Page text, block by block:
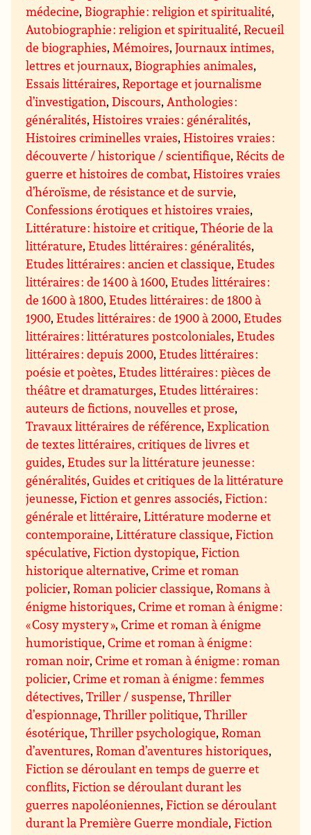
médecine, Biographie : religion et spiritualité,
Autobiographie : religion et spiritualité,Recueil
de biographies,Mémoires,Journaux intimes,
lettres et journaux, Biographies animales,
Essais littéraires,Reportage et journalisme
d’investigation,Discours,Anthologies :
généralités,Histoires vraies : généralités,
Histoires criminelles vraies,Histoires vraies :
découverte / historique / scientifique,Récits de
guerre et histoires de combat,Histoires vraies
d’héroïsme, de résistance et de survie,
Confessions érotiques et histoires vraies,
Littérature : histoire et critique,Théorie de la
littérature,Etudes littéraires : généralités,
Etudes littéraires : ancien et classique,Etudes
littéraires : de 1400 à 1600,Etudes littéraires :
de 1600 à 1800,Etudes littéraires : de 1800 à
1900,Etudes littéraires : de 1900 à 2000,Etudes
littéraires : littératures postcoloniales,Etudes
littéraires : depuis 2000,Etudes littéraires :
poésie et poètes,Etudes littéraires : pièces de
théâtre et dramaturges,Etudes littéraires :
auteurs de fictions, nouvelles et prose,
Travaux littéraires de référence,Explication
de textes littéraires, critiques de livres et
guides,Etudes sur la littérature jeunesse :
généralités,Guides et critiques de la littérature
jeunesse,Fiction et genres associés,Fiction :
générale et littéraire,Littérature moderne et
contemporaine,Littérature classique,Fiction
spéculative,Fiction dystopique,Fiction
historique alternative,Crime et roman
policier,Roman policier classique,Romans à
énigme historiques,Crime et roman à énigme :
« Cosy mystery »,Crime et roman à énigme
humoristique,Crime et roman à énigme :
roman noir,Crime et roman à énigme : roman
policier,Crime et roman à énigme : femmes
détectives,Triller / suspense,Thriller
d’espionnage,Thriller politique,Thriller
ésotérique,Thriller psychologique,Roman
d’aventures,Roman d’aventures historiques,
Fiction se déroulant en temps de guerre et
conflits,Fiction se déroulant durant les
guerres napoléoniennes,Fiction se déroulant
durant la Première Guerre mondiale,Fiction